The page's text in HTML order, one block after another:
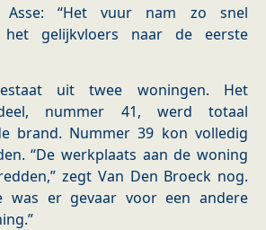
Asse: “Het vuur nam zo snel
gelijkvloers naar de eerste
uit twee woningen. Het
nummer 41, werd totaal
brand. Nummer 39 kon volledig
“De werkplaats aan de woning
zegt Van Den Broeck nog.
was er gevaar voor een andere